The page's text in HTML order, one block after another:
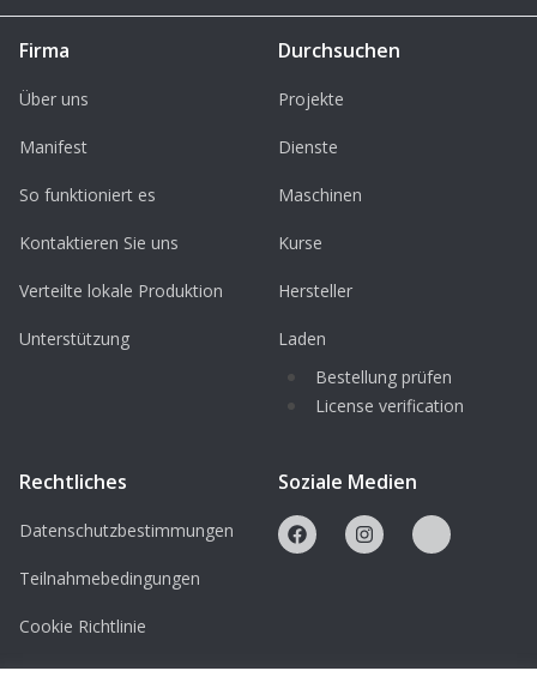
Firma
Über uns
Manifest
So funktioniert es
Kontaktieren Sie uns
Verteilte lokale Produktion
Unterstützung
Durchsuchen
Projekte
Dienste
Maschinen
Kurse
Hersteller
Laden
Bestellung prüfen
License verification
Rechtliches
Datenschutzbestimmungen
Teilnahmebedingungen
Cookie Richtlinie
Lizenzen
Soziale Medien